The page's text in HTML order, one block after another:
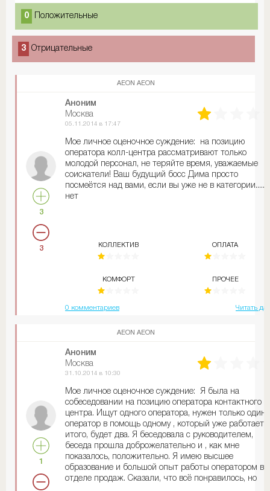
0 Положительные
3 Отрицательные
AEON AEON
3
3
Аноним
Москва
05.11.2014 в 17:47
Мое личное оценочное суждение: на позицию
оператора колл-центра рассматривают только
молодой персонал, не теряйте время, уважаемые
соискатели! Ваш будущий босс Дима просто
посмеётся над вами, если вы уже не в категории.....
нет
КОЛЛЕКТИВ
КОМФОРТ
ОПЛАТА
ПРОЧЕЕ
0 комментариев Читать
AEON AEON
1
Аноним
Москва
31.10.2014 в 10:30
Мое личное оценочное суждение: Я была на
собеседовании на позицию оператора контактного
центра. Ищут одного оператора, нужен только один
оператор в помощь одному , который уже работает,
итого, будет два. Я беседовала с руководителем,
беседа прошла доброжелательно и , как мне
показалось, положительно. Я имею высшее
образование и большой опыт работы оператором в
отделе продаж. Сказали, что всё понравилось, но